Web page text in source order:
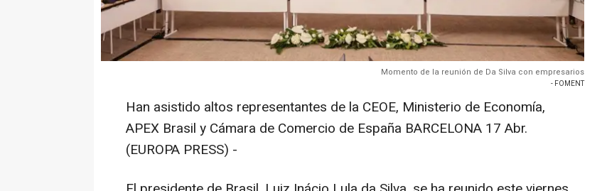
Momento de la reunión de Da Silva con empresarios
- FOMENT
Han asistido altos representantes de la CEOE, Ministerio de Economía,
APEX Brasil y Cámara de Comercio de España BARCELONA 17 Abr.
(EUROPA PRESS) -